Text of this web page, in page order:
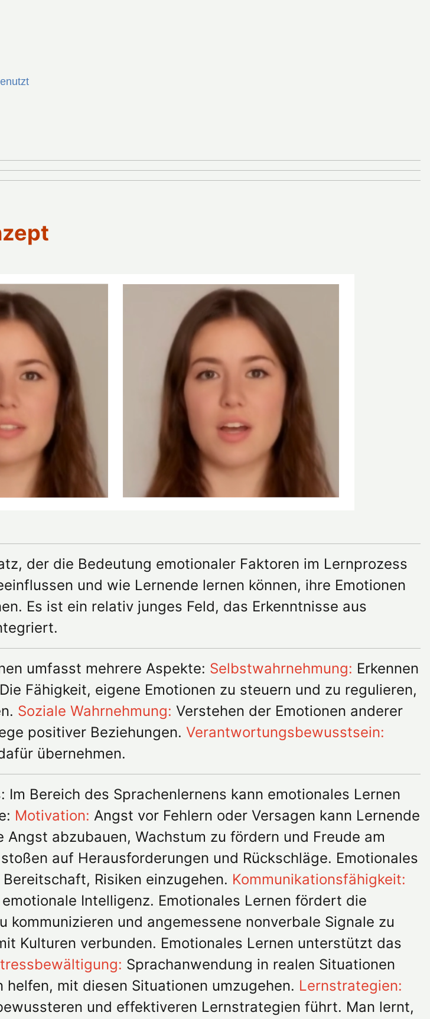
der die Bedeutung emotionaler Faktoren im Lernprozess
und wie Lernende lernen können, ihre Emotionen
Es ist ein relativ junges Feld, das Erkenntnisse aus
umfasst mehrere Aspekte: Selbstwahrnehmung: Erkennen
Die Fähigkeit, eigene Emotionen zu steuern und zu regulieren,
Soziale Wahrnehmung: Verstehen der Emotionen anderer
positiver Beziehungen. Verantwortungsbewusstsein:
übernehmen.
Bereich des Sprachenlernens kann emotionales Lernen
Motivation: Angst vor Fehlern oder Versagen kann Lernende
abzubauen, Wachstum zu fördern und Freude am
auf Herausforderungen und Rückschläge. Emotionales
Risiken einzugehen. Kommunikationsfähigkeit:
Intelligenz. Emotionales Lernen fördert die
und angemessene nonverbale Signale zu
Kulturen verbunden. Emotionales Lernen unterstützt das
Sprachanwendung in realen Situationen
mit diesen Situationen umzugehen. Lernstrategien:
und effektiveren Lernstrategien führt. Man lernt,